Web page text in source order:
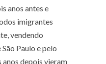
anos antes e
imigrantes
vendendo
Paulo e pelo
depois vieram